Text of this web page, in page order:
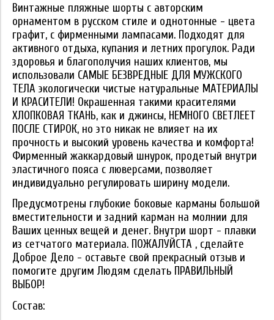
Винтажные пляжные шорты с авторским
орнаментом в русском стиле и однотонные - цвета
графит, с фирменными лампасами. Подходят для
активного отдыха, купания и летних прогулок. Ради
здоровья и благополучия наших клиентов, мы
использовали САМЫЕ БЕЗВРЕДНЫЕ ДЛЯ МУЖСКОГО
ТЕЛА экологически чистые натуральные МАТЕРИАЛЫ
И КРАСИТЕЛИ! Окрашенная такими красителями
ХЛОПКОВАЯ ТКАНЬ, как и джинсы, НЕМНОГО СВЕТЛЕЕТ
ПОСЛЕ СТИРОК, но это никак не влияет на их
прочность и высокий уровень качества и комфорта!
Фирменный жаккардовый шнурок, продетый внутри
эластичного пояса с люверсами, позволяет
индивидуально регулировать ширину модели.
Предусмотрены глубокие боковые карманы большой
вместительности и задний карман на молнии для
Ваших ценных вещей и денег. Внутри шорт - плавки
из сетчатого материала. ПОЖАЛУЙСТА , сделайте
Доброе Дело - оставьте свой прекрасный отзыв и
помогите другим Людям сделать ПРАВИЛЬНЫЙ
ВЫБОР!
Состав: